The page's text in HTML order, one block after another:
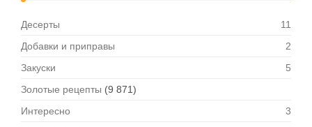
Десерты
11
Добавки и приправы
2
Закуски
5
Золотые рецепты (9 871)
Интересно
3